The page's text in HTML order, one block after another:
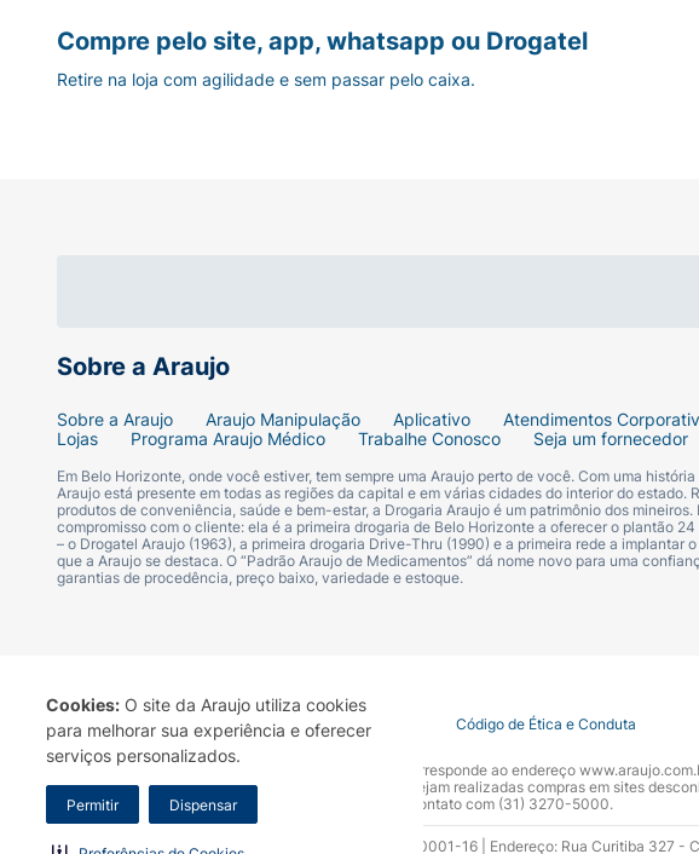
Cookies: O site da Araujo utiliza cookies
para melhorar sua experiência e oferecer
serviços personalizados.
Permitir Dispensar
Sobre a Araujo
Sobre a Araujo Araujo Manipulação Aplicativo Atendimentos
Lojas
Programa Araujo Médico Trabalhe Conosco Seja um fornecedor
Em Belo Horizonte, onde você estiver, tem sempre uma Araujo perto de você. Com uma
Araujo está presente em todas as regiões da capital e em várias cidades do interior do
produtos de conveniência, saúde e bem-estar, a Drogaria Araujo é um patrimônio dos
compromisso com o cliente: ela é a primeira drogaria de Belo Horizonte a oferecer o plantão
– o Drogatel Araujo (1963), a primeira drogaria Drive-Thru (1990) e a primeira rede a implantar
que a Araujo se destaca. O “Padrão Araujo de Medicamentos” dá nome novo para uma
garantias de procedência, preço baixo, variedade e estoque.
Compre pelo site, app, whatsapp ou Drogatel
Retire na loja com agilidade e sem passar pelo caixa.
Termo de Uso Portal da Privacidade Covid-19 Código de Ética e Conduta
A Drogaria Araujo S/A informa que o seu site oficial corresponde ao endereço
marca. Para sua segurança recomendamos que não sejam realizadas compras em sites
Araujo S.A. Em caso de dúvidas, gentileza entrar em contato com (31) 3270-5000.
Razão Social: Drogaria Araujo S.A | CNPJ: 17.256.512.0001-16 | Endereço: Rua Curitiba 327